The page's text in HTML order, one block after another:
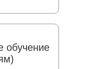
обучение